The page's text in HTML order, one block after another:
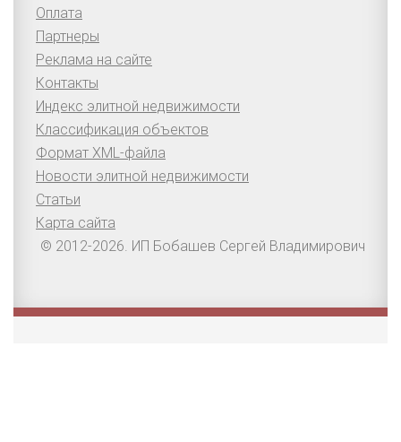
Оплата
Партнеры
Реклама на сайте
Контакты
Индекс элитной недвижимости
Классификация объектов
Формат XML-файла
Новости элитной недвижимости
Статьи
Карта сайта
© 2012-2026. ИП Бобашев Сергей Владимирович